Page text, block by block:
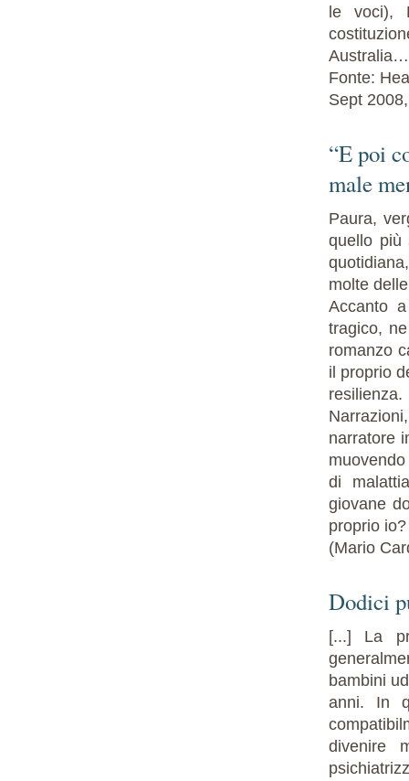
le voci),
Australia…
Fonte:
Sept
“E poi
male
Paura,
quello più
molte
Accanto
tragico,
romanzo
il proprio
resilienza.
narratore
di
giovane
proprio
(Mario
Dodici
[...] La
bambini
anni. In
divenire